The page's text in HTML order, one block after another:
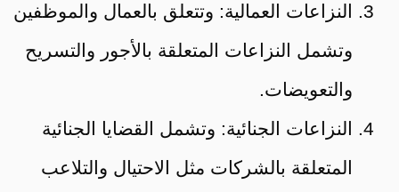
النزاعات العمالية: وتتعلق بالعمال والموظفين
وتشمل النزاعات المتعلقة بالأجور والتسريح
والتعويضات.
النزاعات الجنائية: وتشمل القضايا الجنائية
المتعلقة بالشركات مثل الاحتيال والتلاعب